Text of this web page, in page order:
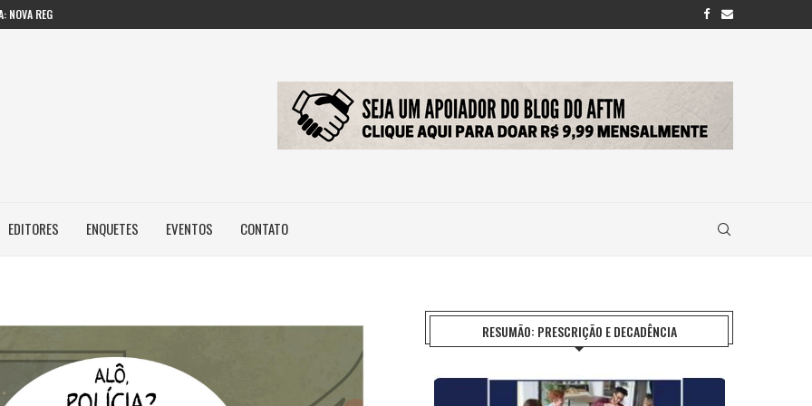
NOVA REGRA...
EDITORES ENQUETES EVENTOS CONTATO
RESUMÃO: PRESCRIÇÃO E DECADÊNCIA